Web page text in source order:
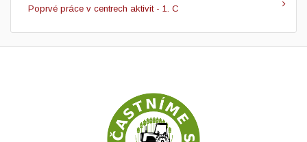
Poprvé práce v centrech aktivit - 1. C